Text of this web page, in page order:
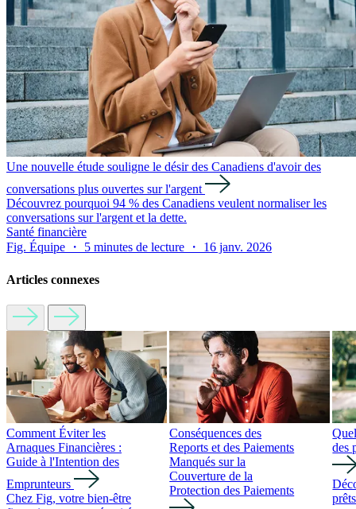
Une nouvelle étude souligne le désir des Canadiens d'avoir des
conversations plus ouvertes sur l'argent
Découvrez pourquoi 94 % des Canadiens veulent normaliser les
conversations sur l'argent et la dette.
Santé financière
Fig. Équipe ・ 5 minutes de lecture ・ 16 janv. 2026
Articles connexes
Comment Éviter les
Arnaques Financières :
Guide à l'Intention des
Emprunteurs
Chez Fig, votre bien-être
Conséquences des
Reports et des Paiements
Manqués sur la
Couverture de la
Protection des Paiements
des